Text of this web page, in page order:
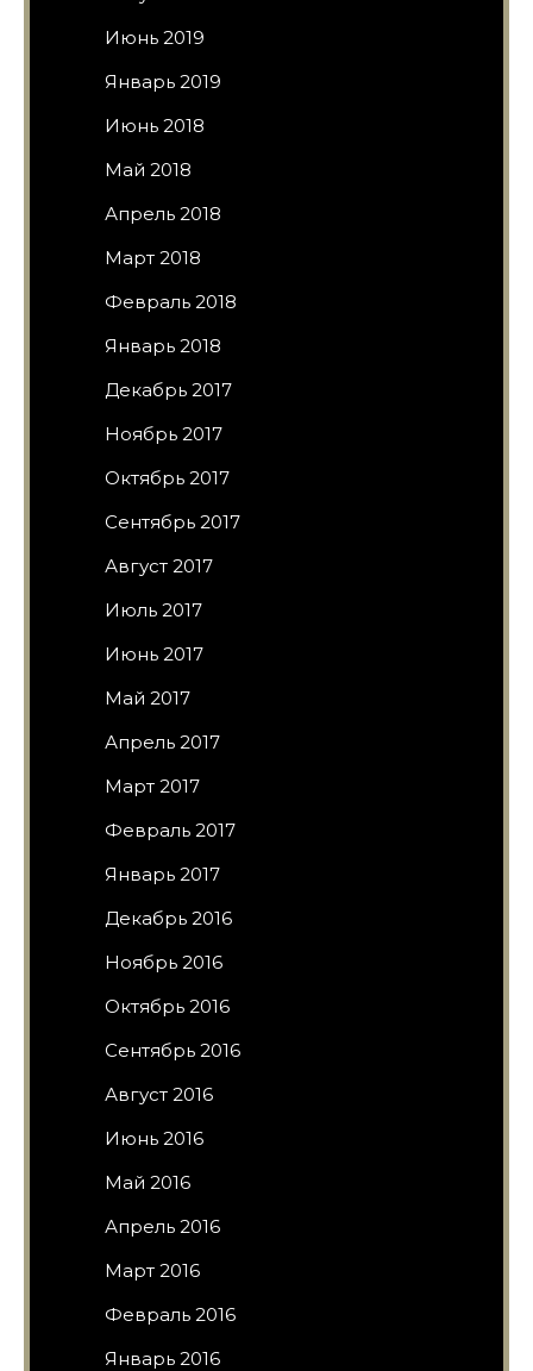
Июнь 2019
Январь 2019
Июнь 2018
Май 2018
Апрель 2018
Март 2018
Февраль 2018
Январь 2018
Декабрь 2017
Ноябрь 2017
Октябрь 2017
Сентябрь 2017
Август 2017
Июль 2017
Июнь 2017
Май 2017
Апрель 2017
Март 2017
Февраль 2017
Январь 2017
Декабрь 2016
Ноябрь 2016
Октябрь 2016
Сентябрь 2016
Август 2016
Июнь 2016
Май 2016
Апрель 2016
Март 2016
Февраль 2016
Январь 2016